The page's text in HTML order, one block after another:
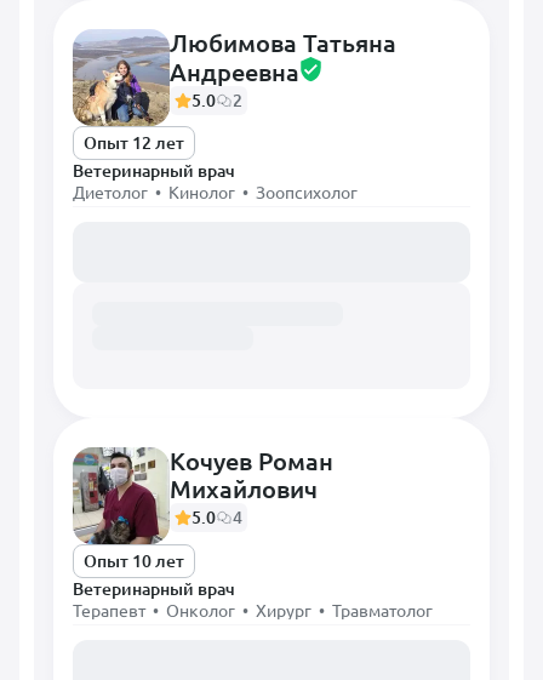
Любимова Татьяна
Андреевна
5.0
2
Опыт 12 лет
Ветеринарный врач
Диетолог • Кинолог • Зоопсихолог
Кочуев Роман
Михайлович
5.0
4
Опыт 10 лет
Ветеринарный врач
Терапевт • Онколог • Хирург • Травматолог